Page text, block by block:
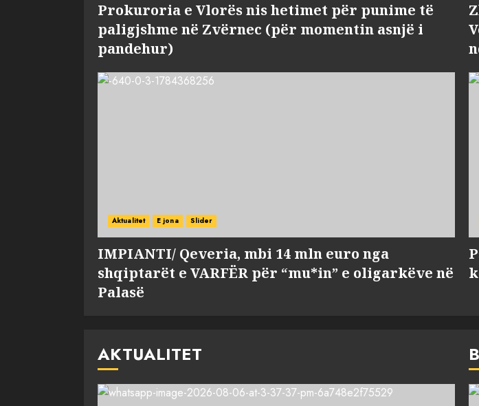
Prokuroria e Vlorës nis hetimet për punime të
paligjshme në Zvërnec (për momentin asnjë i
pandehur)
Aktualitet E jona Slider
IMPIANTI/ Qeveria, mbi 14 mln euro nga
shqiptarët e VARFËR për “mu*in” e oligarkëve në
Palasë
AKTUALITET